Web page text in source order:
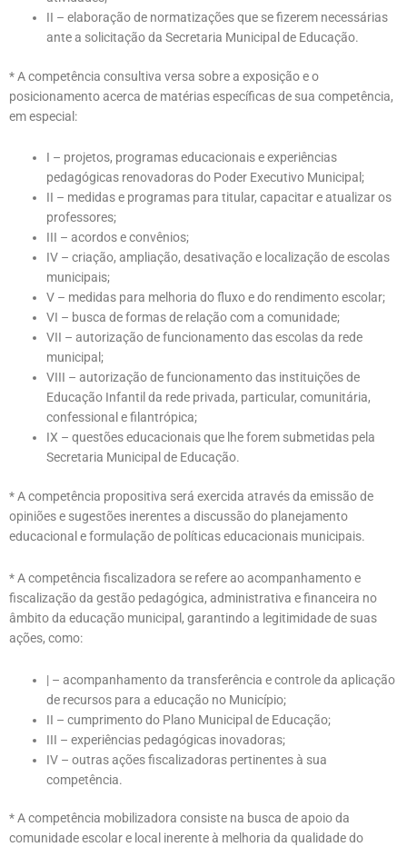
II – elaboração de normatizações que se fizerem necessárias
ante a solicitação daSecretaria Municipal de Educação.
* A competência consultiva versa sobre a exposição e o
posicionamento acerca de matérias específicas de sua competência,
em especial:
I – projetos, programas educacionais e experiências
pedagógicas renovadoras do Poder Executivo Municipal;
II – medidas e programas para titular, capacitar e atualizar os
professores;
III – acordos e convênios;
IV – criação, ampliação, desativação e localização de escolas
municipais;
V – medidas para melhoria do fluxo e do rendimento escolar;
VI – busca de formas de relação com a comunidade;
VII – autorização de funcionamento das escolas da rede
municipal;
VIII – autorização de funcionamento das instituições de
Educação Infantil da rede privada, particular, comunitária,
confessional e filantrópica;
IX – questões educacionais que lhe forem submetidas pela
Secretaria Municipal de Educação.
* A competência propositiva será exercida através da emissão de
opiniões e sugestões inerentes a discussão do planejamento
educacional e formulação de políticas educacionais municipais.
* A competência fiscalizadora se refere ao acompanhamento e
fiscalização da gestão pedagógica, administrativa e financeira no
âmbito da educação municipal, garantindo a legitimidade de suas
ações, como:
| – acompanhamento da transferência e controle da aplicação
de recursos para aeducação no Município;
II – cumprimento do Plano Municipal de Educação;
III – experiências pedagógicas inovadoras;
IV – outras ações fiscalizadoras pertinentes à sua
competência.
* A competência mobilizadora consiste na busca de apoio da
comunidade escolar e local inerente à melhoria da qualidade do